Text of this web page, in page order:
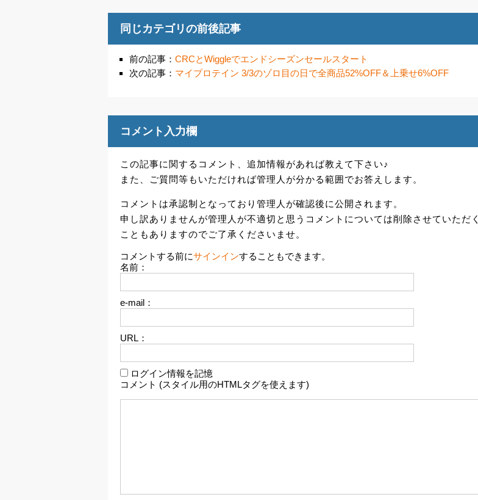
同じカテゴリの前後記事
前の記事： CRCとWiggleでエンドシーズンセールスタート
次の記事： マイプロテイン 3/3のゾロ目の日で全商品52%OFF＆上乗せ6%OFF
コメント入力欄
この記事に関するコメント、追加情報があれば教えて下さい♪
また、ご質問等もいただければ管理人が分かる範囲でお答えします。
コメントは承認制となっており管理人が確認後に公開されます。
申し訳ありませんが管理人が不適切と思うコメントについては削除させていただく
こともありますのでご了承くださいませ。
コメントする前にサインインすることもできます。
名前：
e-mail：
URL：
ログイン情報を記憶
コメント (スタイル用のHTMLタグを使えます)